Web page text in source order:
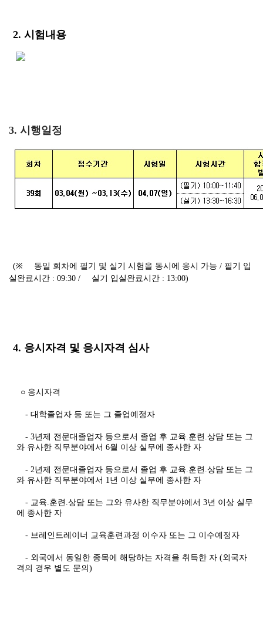
2. 시험내용
3. 시행일정
(※ 동일 회차에 필기 및 실기 시험을 동시에 응시 가능 / 필기 입
실완료시간 : 09:30 / 실기 입실완료시간 : 13:00)
4. 응시자격 및 응시자격 심사
○ 응시자격
- 대학졸업자 등 또는 그 졸업예정자
- 3년제 전문대졸업자 등으로서 졸업 후 교육.훈련.상담 또는 그
와 유사한 직무분야에서 6월 이상 실무에 종사한 자
- 2년제 전문대졸업자 등으로서 졸업 후 교육.훈련.상담 또는 그
와 유사한 직무분야에서 1년 이상 실무에 종사한 자
- 교육.훈련.상담 또는 그와 유사한 직무분야에서 3년 이상 실무
에 종사한 자
- 브레인트레이너 교육훈련과정 이수자 또는 그 이수예정자
- 외국에서 동일한 종목에 해당하는 자격을 취득한 자 (외국자
격의 경우 별도 문의)